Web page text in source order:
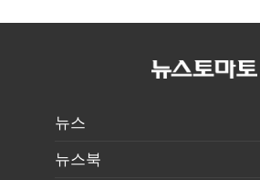
정유, 에너지안보
뉴스
뉴스북